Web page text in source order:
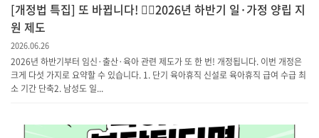
[개정법 특집] 또 바뀝니다! 💁‍♀️2026년 하반기 일·가정 양립 지
원 제도
2026.06.26
2026년 하반기부터 임신·출산·육아 관련 제도가 또 한 번! 개정됩니다. 이번 개정은
크게 다섯 가지로 요약할 수 있습니다. 1. 단기 육아휴직 신설로 육아휴직 급여 수급 최
소 기간 단축​2. 남성도 일...